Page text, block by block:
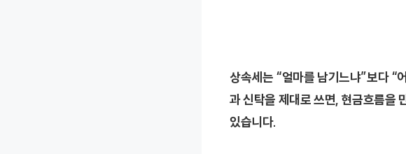
상속세는 “얼마를 남기느냐”보다 “
과 신탁을 제대로 쓰면, 현금흐름을
있습니다.